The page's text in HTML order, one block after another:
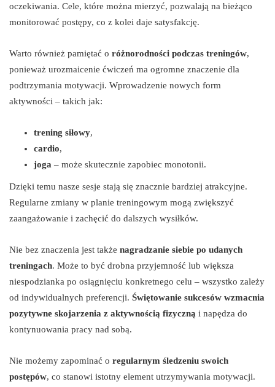
oczekiwania. Cele, które można mierzyć, pozwalają na bieżąco
monitorować postępy, co z kolei daje satysfakcję.
Warto również pamiętać o różnorodności podczas treningów,
ponieważ urozmaicenie ćwiczeń ma ogromne znaczenie dla
podtrzymania motywacji. Wprowadzenie nowych form
aktywności – takich jak:
trening siłowy,
cardio,
joga – może skutecznie zapobiec monotonii.
Dzięki temu nasze sesje stają się znacznie bardziej atrakcyjne.
Regularne zmiany w planie treningowym mogą zwiększyć
zaangażowanie i zachęcić do dalszych wysiłków.
Nie bez znaczenia jest także nagradzanie siebie po udanych
treningach. Może to być drobna przyjemność lub większa
niespodzianka po osiągnięciu konkretnego celu – wszystko zależy
od indywidualnych preferencji. Świętowanie sukcesów wzmacnia
pozytywne skojarzenia z aktywnością fizyczną i napędza do
kontynuowania pracy nad sobą.
Nie możemy zapominać o regularnym śledzeniu swoich
postępów, co stanowi istotny element utrzymywania motywacji.